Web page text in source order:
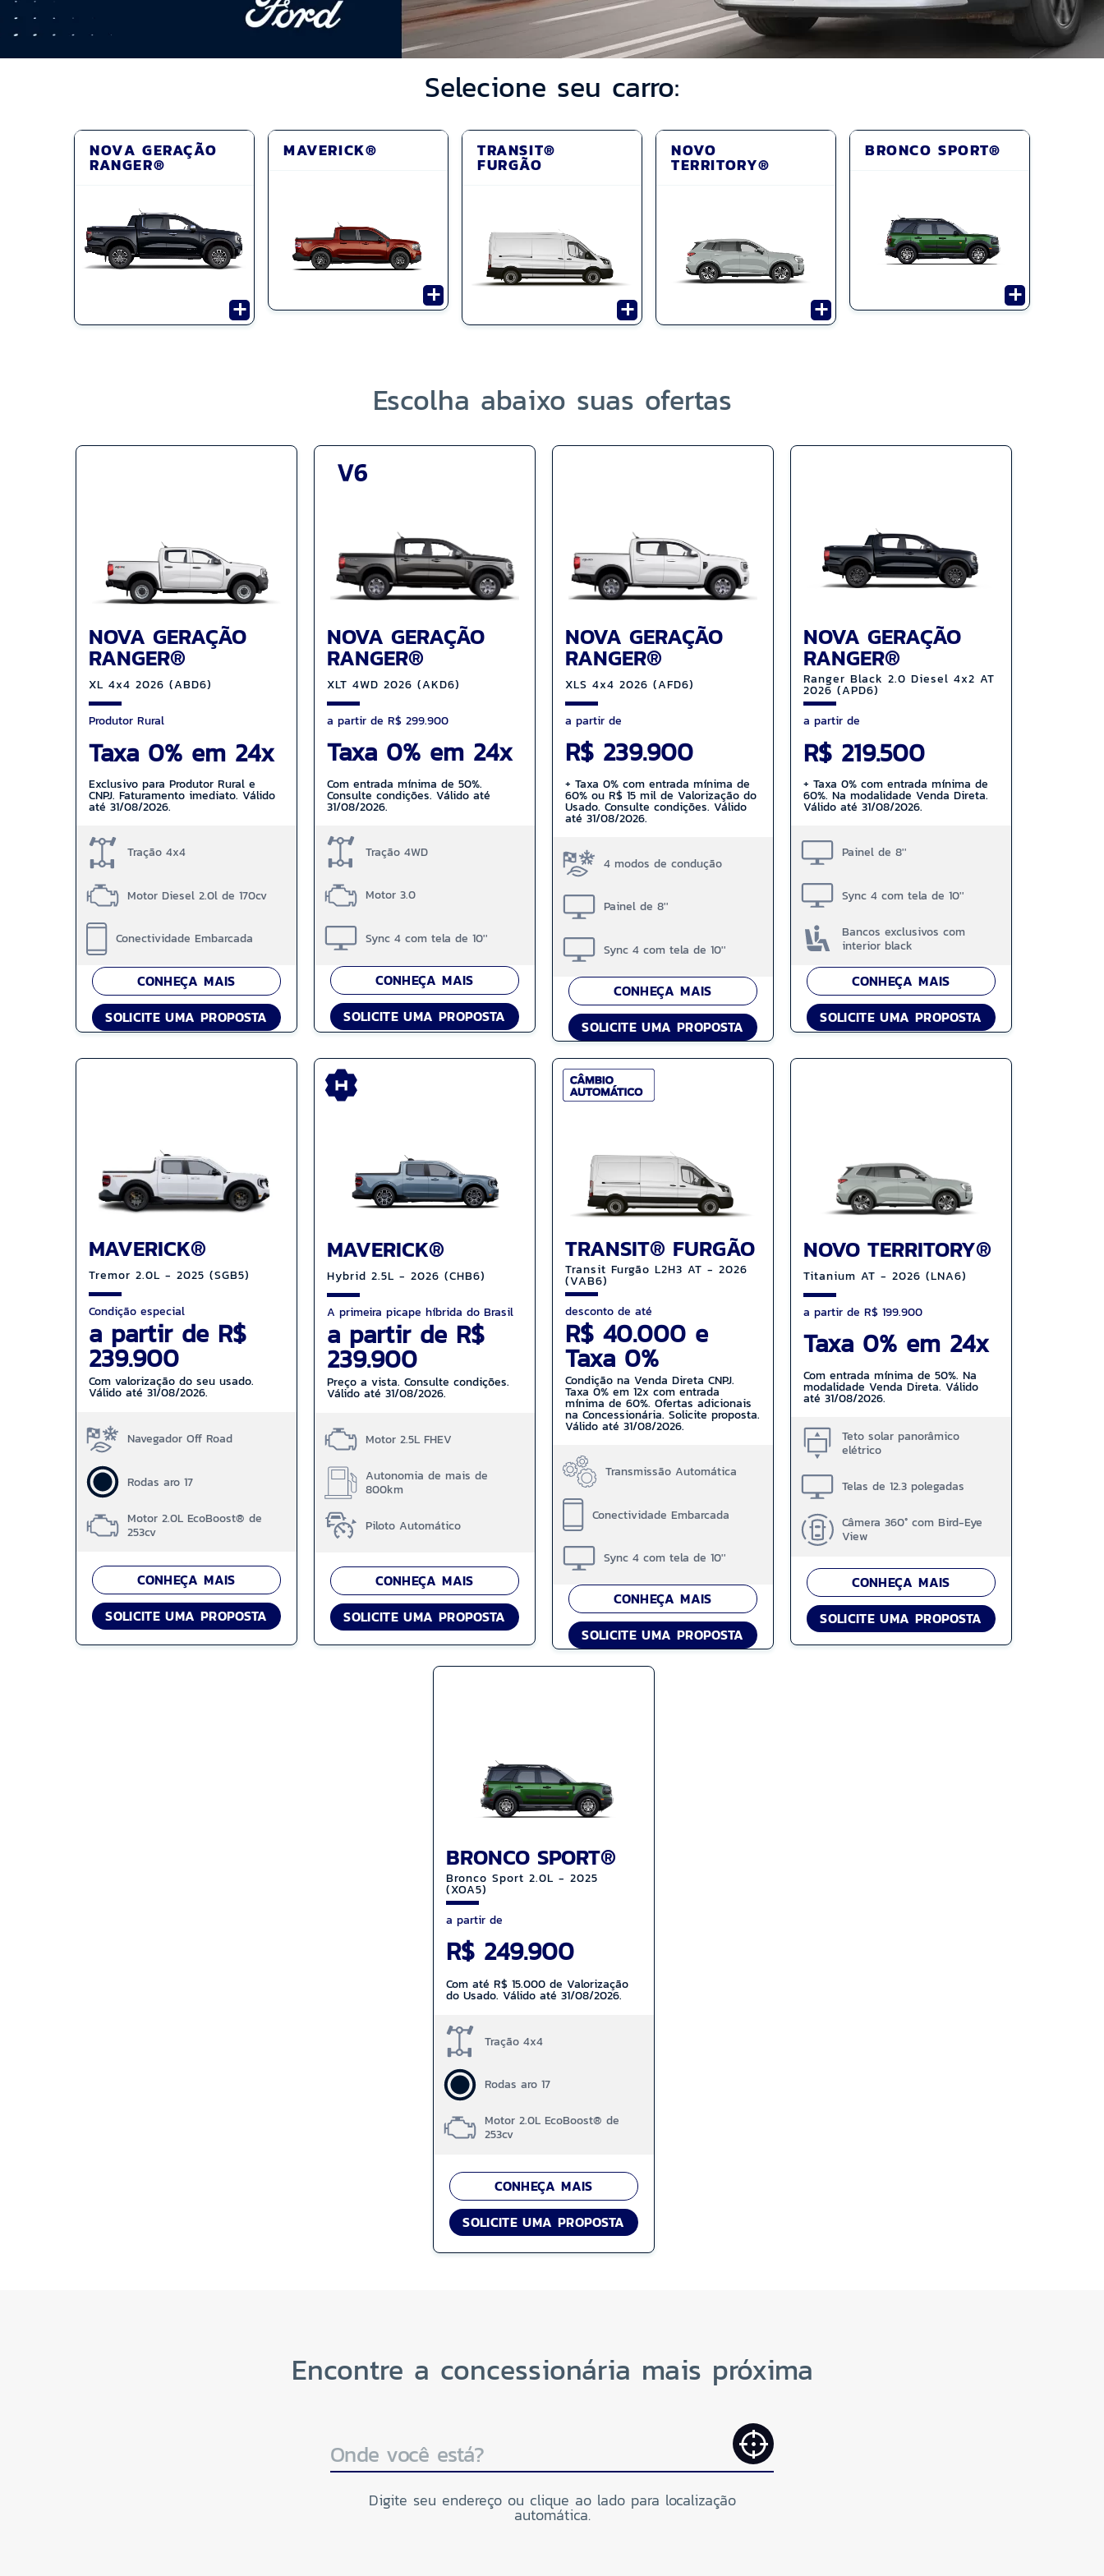
Selecione seu carro:
NOVA GERAÇÃO
RANGER®
MAVERICK® TRANSIT®
FURGÃO
NOVO
TERRITORY®
BRONCO SPORT®
Escolha abaixo suas ofertas
NOVA GERAÇÃO
RANGER®
XL 4x4 2026 (ABD6)
Produtor Rural
Taxa 0% em 24x
Exclusivo para Produtor Rural e
CNPJ. Faturamento imediato. Válido
até 31/08/2026.
Tração 4x4
Motor Diesel 2.0l de 170cv
Conectividade Embarcada
CONHEÇA MAIS
SOLICITE UMA PROPOSTA
NOVA GERAÇÃO
RANGER®
XLT 4WD 2026 (AKD6)
a partir de R$ 299.900
Taxa 0% em 24x
Com entrada mínima de 50%.
Consulte condições. Válido até
31/08/2026.
Tração 4WD
Motor 3.0
Sync 4 com tela de 10''
CONHEÇA MAIS
SOLICITE UMA PROPOSTA
NOVA GERAÇÃO
RANGER®
XLS 4x4 2026 (AFD6)
a partir de
R$ 239.900
+ Taxa 0% com entrada mínima de
60% ou R$ 15 mil de Valorização do
Usado. Consulte condições. Válido
até 31/08/2026.
4 modos de condução
Painel de 8''
Sync 4 com tela de 10''
CONHEÇA MAIS
SOLICITE UMA PROPOSTA
NOVA GERAÇÃO
RANGER®
Ranger Black 2.0 Diesel 4x2 AT
2026 (APD6)
a partir de
R$ 219.500
+ Taxa 0% com entrada mínima de
60%. Na modalidade Venda Direta.
Válido até 31/08/2026.
Painel de 8''
Sync 4 com tela de 10''
Bancos exclusivos com
interior black
CONHEÇA MAIS
SOLICITE UMA PROPOSTA
MAVERICK®
Tremor 2.0L - 2025 (SGB5)
Condição especial
a partir de R$
239.900
Com valorização do seu usado.
Válido até 31/08/2026.
Navegador Off Road
Rodas aro 17
Motor 2.0L EcoBoost® de
253cv
CONHEÇA MAIS
SOLICITE UMA PROPOSTA
MAVERICK®
Hybrid 2.5L - 2026 (CHB6)
A primeira picape híbrida do Brasil
a partir de R$
239.900
Preço a vista. Consulte condições.
Válido até 31/08/2026.
Motor 2.5L FHEV
Autonomia de mais de
800km
Piloto Automático
CONHEÇA MAIS
SOLICITE UMA PROPOSTA
TRANSIT® FURGÃO
Transit Furgão L2H3 AT - 2026
(VAB6)
desconto de até
R$ 40.000 e
Taxa 0%
Condição na Venda Direta CNPJ.
Taxa 0% em 12x com entrada
mínima de 60%. Ofertas adicionais
na Concessionária. Solicite proposta.
Válido até 31/08/2026.
Transmissão Automática
Conectividade Embarcada
Sync 4 com tela de 10''
CONHEÇA MAIS
SOLICITE UMA PROPOSTA
NOVO TERRITORY®
Titanium AT - 2026 (LNA6)
a partir de R$ 199.900
Taxa 0% em 24x
Com entrada mínima de 50%. Na
modalidade Venda Direta. Válido
até 31/08/2026.
Teto solar panorâmico
elétrico
Telas de 12.3 polegadas
Câmera 360° com Bird-Eye
View
CONHEÇA MAIS
SOLICITE UMA PROPOSTA
BRONCO SPORT®
Bronco Sport 2.0L - 2025
(XOA5)
a partir de
R$ 249.900
Com até R$ 15.000 de Valorização
do Usado. Válido até 31/08/2026.
Tração 4x4
Rodas aro 17
Motor 2.0L EcoBoost® de
253cv
CONHEÇA MAIS
SOLICITE UMA PROPOSTA
Encontre a concessionária mais próxima
Onde você está?
Digite seu endereço ou clique ao lado para localização
automática.